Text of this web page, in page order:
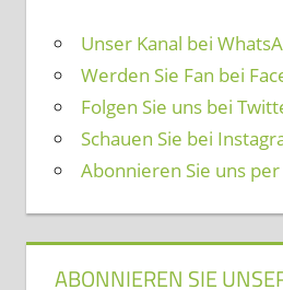
Unser Kanal bei
Werden Sie Fan bei
Folgen Sie uns bei
Schauen Sie bei
Abonnieren Sie uns per
ABONNIEREN SIE